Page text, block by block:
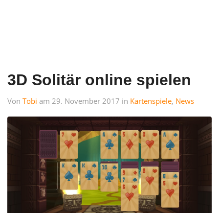
3D Solitär online spielen
Von Tobi am 29. November 2017 in Kartenspiele, News